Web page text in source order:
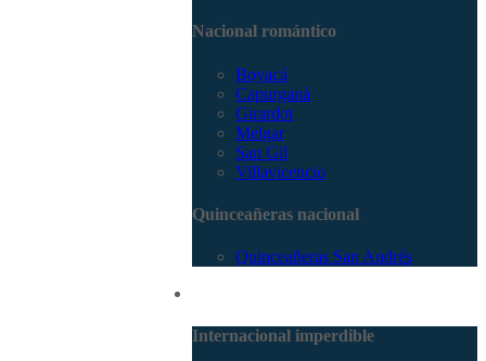
Nacional romántico
Boyacá
Capurganá
Girardot
Melgar
San Gil
Villavicencio
Quinceañeras nacional
Quinceañeras San Andrés
Internacional imperdible